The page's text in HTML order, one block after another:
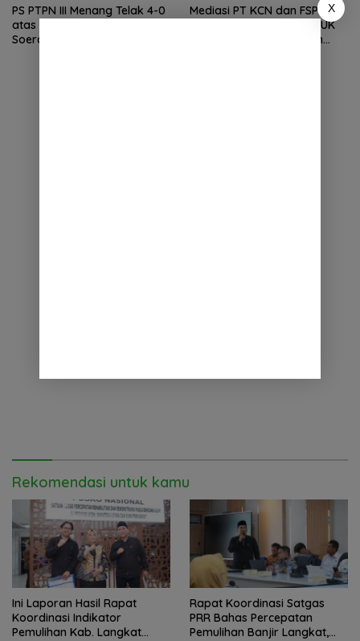
PS PTPN III Menang Telak 4-0
atas FC Perisai di Piala
Soeratin U-15 Tahun 2026
Mediasi PT KCN dan FSPMI
Deadlock, Nasib Ketua PUK
Abdul Halim Masih Belum
Rekomendasi untuk kamu
Ini Laporan Hasil Rapat
Koordinasi Indikator
Pemulihan Kab. Langkat
Rapat Koordinasi Satgas
PRR Bahas Percepatan
Pemulihan Banjir Langkat,
X